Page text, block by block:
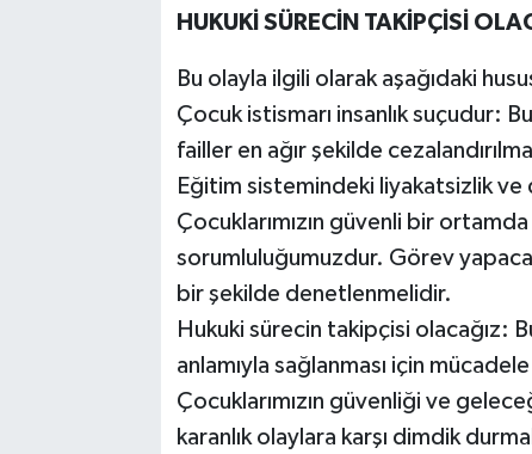
HUKUKİ SÜRECİN TAKİPÇİSİ
Bu olayla ilgili olarak aşağıdaki
Çocuk istismarı insanlık suçudur:
failler en ağır şekilde
Eğitim sistemindeki liyakatsizlik ve
Çocuklarımızın güvenli bir
sorumluluğumuzdur. Görev
bir şekilde denetlenmelidir.
Hukuki sürecin takipçisi olacağız:
anlamıyla sağlanması için
Çocuklarımızın güvenliği ve
karanlık olaylara karşı dimdik